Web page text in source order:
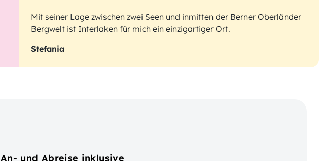
Mit seiner Lage zwischen zwei Seen und inmitten der Berner Oberländer
Bergwelt ist Interlaken für mich ein einzigartiger Ort.
Stefania
An- und Abreise inklusive